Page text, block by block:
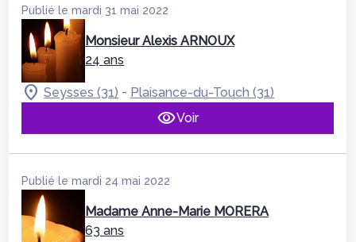
Publié le mardi 31 mai 2022
Monsieur Alexis ARNOUX
24 ans
Seysses (31) - Plaisance-du-Touch (31)
Voir
Publié le mardi 24 mai 2022
Madame Anne-Marie MORERA
63 ans